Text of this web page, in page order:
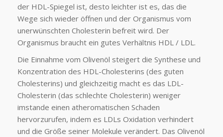
der HDL-Spiegel ist, desto leichter ist es, das die
Wege sich wieder öffnen und der Organismus vom
unerwünschten Cholesterin befreit wird. Der
Organismus braucht ein gutes Verhältnis HDL / LDL.
Die Einnahme vom Olivenöl steigert die Synthese und
Konzentration des HDL-Cholesterins (des guten
Cholesterins) und gleichzeitig macht es das LDL-
Cholesterin (das schlechte Cholesterin) weniger
imstande einen atheromatischen Schaden
hervorzurufen, indem es LDLs Oxidation verhindert
und die Größe seiner Molekule verändert. Das Olivenöl